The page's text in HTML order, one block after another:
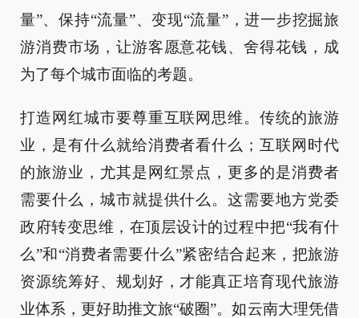
量”、保持“流量”、变现“流量”，进一步挖掘旅
游消费市场，让游客愿意花钱、舍得花钱，成
为了每个城市面临的考题。
打造网红城市要尊重互联网思维。传统的旅游
业，是有什么就给消费者看什么；互联网时代
的旅游业，尤其是网红景点，更多的是消费者
需要什么，城市就提供什么。这需要地方党委
政府转变思维，在顶层设计的过程中把“我有什
么”和“消费者需要什么”紧密结合起来，把旅游
资源统筹好、规划好，才能真正培育现代旅游
业体系，更好助推文旅“破圈”。如云南大理凭借